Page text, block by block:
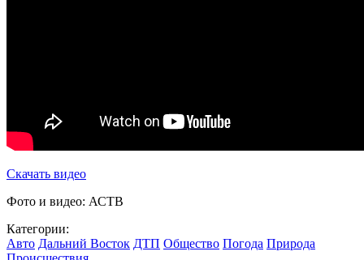
Скачать видео
Фото и видео: АСТВ
Категории:
Авто Дальний Восток ДТП Общество Погода Природа